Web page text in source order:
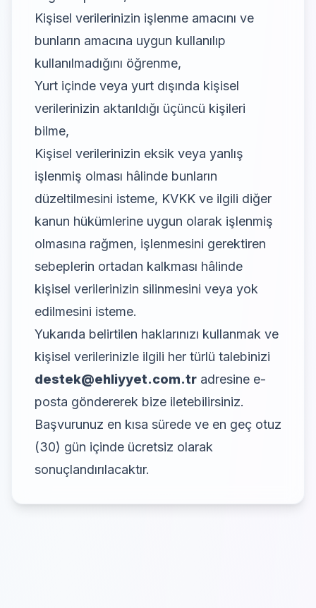
Kişisel verilerinizin işlenme amacını ve
bunların amacına uygun kullanılıp
kullanılmadığını öğrenme,
Yurt içinde veya yurt dışında kişisel
verilerinizin aktarıldığı üçüncü kişileri
bilme,
Kişisel verilerinizin eksik veya yanlış
işlenmiş olması hâlinde bunların
düzeltilmesini isteme, KVKK ve ilgili diğer
kanun hükümlerine uygun olarak işlenmiş
olmasına rağmen, işlenmesini gerektiren
sebeplerin ortadan kalkması hâlinde
kişisel verilerinizin silinmesini veya yok
edilmesini isteme.
Yukarıda belirtilen haklarınızı kullanmak ve
kişisel verilerinizle ilgili her türlü talebinizi
destek@ehliyyet.com.tr adresine e-
posta göndererek bize iletebilirsiniz.
Başvurunuz en kısa sürede ve en geç otuz
(30) gün içinde ücretsiz olarak
sonuçlandırılacaktır.